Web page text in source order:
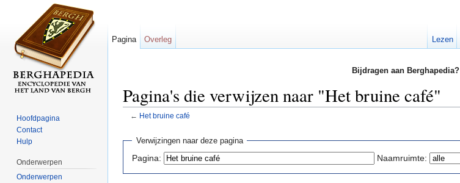
Bijdragen aan Berghapedia?
Pagina's die verwijzen naar "Het bruine café"
← Het bruine café
Verwijzingen naar deze pagina
Pagina: Naamruimte:
Pagina Overleg Lezen
Hoofdpagina
Contact
Hulp
Onderwerpen
Onderwerpen